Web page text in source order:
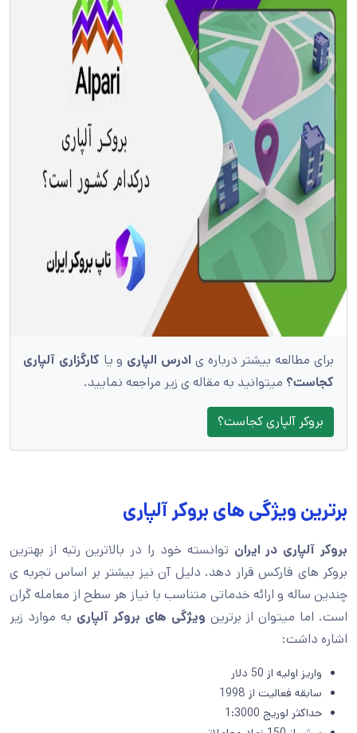
برای مطالعه بیشتر درباره ی ادرس الپاری و یا کارگزاری آلپاری
کجاست؟ میتوانید به مقاله ی زیر مراجعه نمایید.
بروکر آلپاری کجاست؟
برترین ویژگی های بروکر آلپاری
بروکر آلپاری در ایران توانسته خود را در بالاترین رتبه از بهترین
بروکر های فارکس قرار دهد. دلیل آن نیز بیشتر بر اساس تجربه ی
چندین ساله و ارائه خدماتی متناسب با نیاز هر سطح از معامله گران
است. اما میتوان از برترین ویژگی های بروکر آلپاری به موارد زیر
اشاره داشت:
واریز اولیه از 50 دلار
سابقه فعالیت از 1998
حداکثر لوریج 1:3000